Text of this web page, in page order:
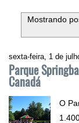
Mostrando
sexta-feira, 1 de
Parque
Canadá
O